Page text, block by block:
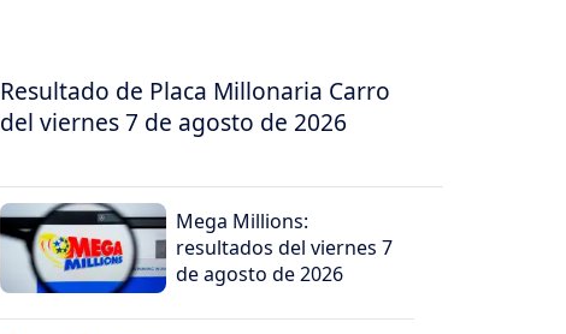
Resultado de Placa Millonaria Carro
del viernes 7 de agosto de 2026
Mega Millions:
resultados del viernes 7
de agosto de 2026